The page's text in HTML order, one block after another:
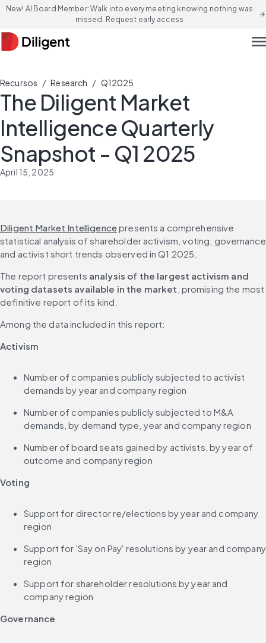
New! AI Board Member: Walk into every meeting knowing nothing was
missed. Request early access
arrow_forward
Recursos / Research / Q12025
The Diligent Market
Intelligence Quarterly
Snapshot - Q1 2025
April 15, 2025
Diligent Market Intelligence presents a comprehensive
statistical analysis of shareholder activism, voting, governance
and activist short trends observed in Q1 2025.
The report presents analysis of the largest activism and
voting datasets available in the market , promising the most
definitive report of its kind.
Among the data included in this report:
Activism
Number of companies publicly subjected to activist
demands by year and company region
Number of companies publicly subjected to M&A
demands, by demand type, year and company region
Number of board seats gained by activists, by year of
outcome and company region
Voting
Support for director re/elections by year and company
region
Support for 'Say on Pay' resolutions by year and company
region
Support for shareholder resolutions by year and
company region
Governance